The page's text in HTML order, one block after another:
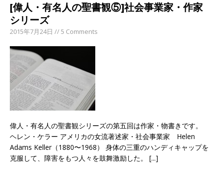
[偉人・有名人の聖書観⑤]社会事業家・作家
シリーズ
2015年7月24日 // 5 Comments
偉人・有名人の聖書観シリーズの第五回は作家・物書きです。
ヘレン・ケラー アメリカの女流著述家・社会事業家 Helen
Adams Keller（1880〜1968） 身体の三重のハンディキャップを
克服して、障害をもつ人々を鼓舞激励した。 [...]